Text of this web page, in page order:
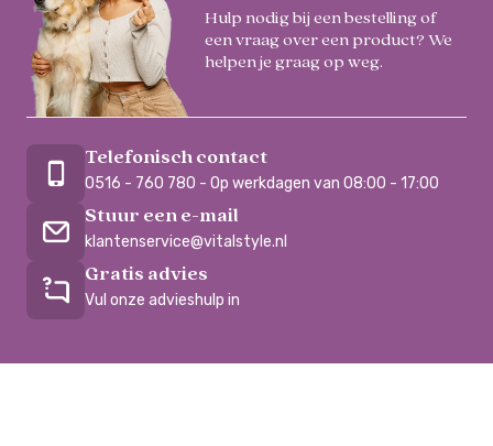
Hulp nodig bij een bestelling of
een vraag over een product? We
helpen je graag op weg.
Telefonisch contact
0516 - 760 780 - Op werkdagen van 08:00 - 17:00
Stuur een e-mail
klantenservice@vitalstyle.nl
Gratis advies
Vul onze advieshulp in